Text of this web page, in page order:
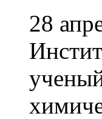
28